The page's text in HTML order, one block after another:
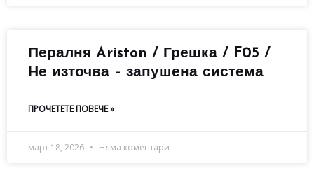
Пералня Ariston / Грешка / F05 /
Не източва – запушена система
ПРОЧЕТЕТЕ ПОВЕЧЕ »
март 18, 2026 Няма коментари